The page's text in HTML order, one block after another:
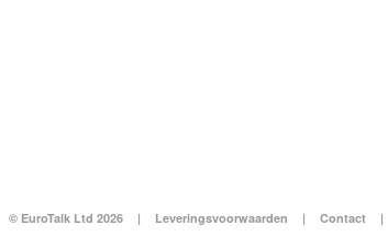
© EuroTalk Ltd 2026 | Leveringsvoorwaarden | Contact |